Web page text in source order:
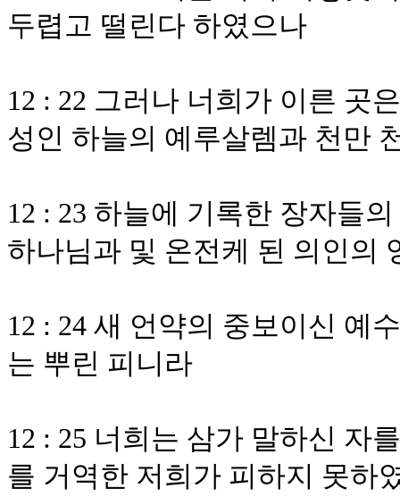
두렵고 떨린다 하였으나
12 : 22 그러나 너희가 이른 곳
성인 하늘의 예루살렘과 천만
12 : 23 하늘에 기록한 장자들
하나님과 및 온전케 된 의인의
12 : 24 새 언약의 중보이신 예
는 뿌린 피니라
12 : 25 너희는 삼가 말하신 자
를 거역한 저희가 피하지 못하